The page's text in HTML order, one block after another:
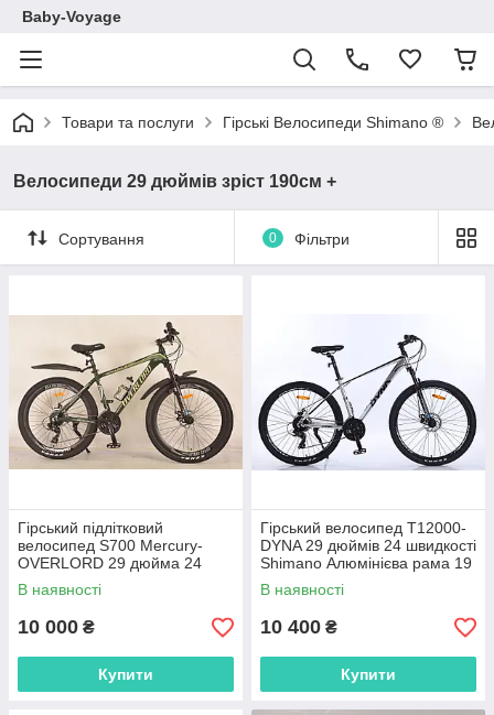
Baby-Voyage
Товари та послуги Гірські Велосипеди Shimano ®
Велосипеди 29 дюймів зріст 190см +
Сортування 0 Фільтри
Гірський підлітковий
велосипед S700 Mercury-
OVERLORD 29 дюйма 24
швидкості
В наявності
10 000 ₴
Купити
Гірський велосипед T12000-
DYNA 29 дюймів 24 швидкості
Shimano Алюмінієва рама 19
дюймів
В наявності
10 400 ₴
Купити